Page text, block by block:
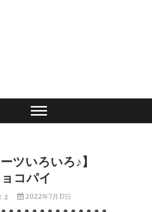
ーツいろいろ♪】
コパイ
ま 2022年7月17日